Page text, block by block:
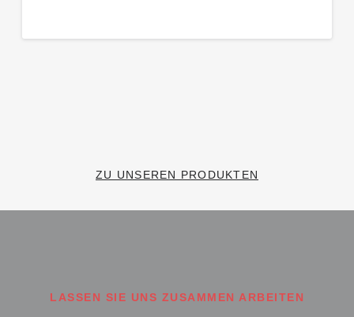
ZU UNSEREN PRODUKTEN
LASSEN SIE UNS ZUSAMMEN ARBEITEN